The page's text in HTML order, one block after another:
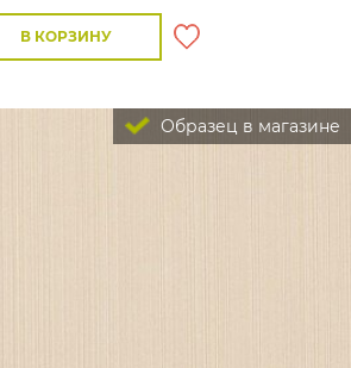
В КОРЗИНУ
Образец в магазине